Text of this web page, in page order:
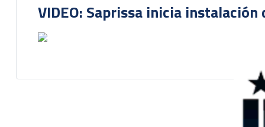
VIDEO: Saprissa inicia